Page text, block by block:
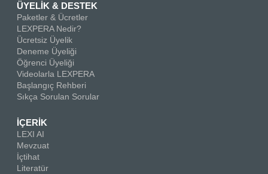
ÜYELİK & DESTEK
Paketler & Ücretler
LEXPERA Nedir?
Ücretsiz Üyelik
Deneme Üyeliği
Öğrenci Üyeliği
Videolarla LEXPERA
Başlangıç Rehberi
Sıkça Sorulan Sorular
İÇERİK
LEXI AI
Mevzuat
İçtihat
Literatür